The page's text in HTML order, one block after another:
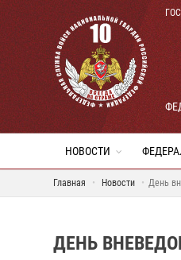
НОВОСТИ
Главная Новости День
ДЕНЬ